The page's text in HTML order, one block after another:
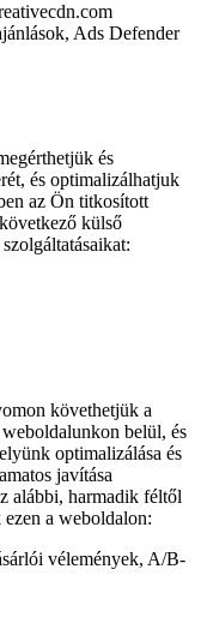
Ads Defender
és
és optimalizálhatjuk
az Ön titkosított
külső
követhetjük a
belül, és
optimalizálása és
javítása
alábbi, harmadik féltől
ezen a weboldalon:
vélemények, A/B-